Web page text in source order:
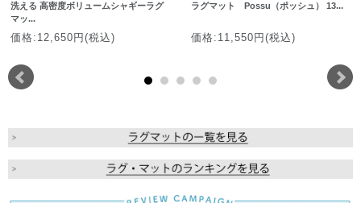
洗える 高密度ボリュームシャギーラグ
マッ...
価格:12,650円(税込)
ラグマット Possu（ポッシュ） 13...
価格:11,550円(税込)